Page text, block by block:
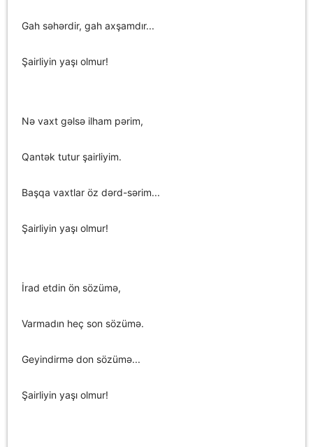
Gah səhərdir, gah axşamdır...
Şairliyin yaşı olmur!
Nə vaxt gəlsə ilham pərim,
Qantək tutur şairliyim.
Başqa vaxtlar öz dərd-sərim...
Şairliyin yaşı olmur!
İrad etdin ön sözümə,
Varmadın heç son sözümə.
Geyindirmə don sözümə...
Şairliyin yaşı olmur!